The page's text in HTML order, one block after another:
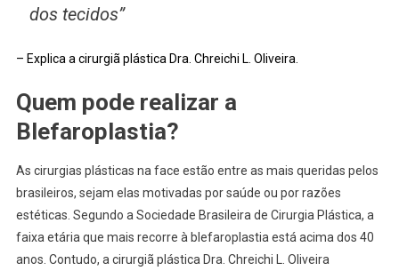
dos tecidos”
– Explica a cirurgiã plástica Dra. Chreichi L. Oliveira.
Quem pode realizar a
Blefaroplastia?
As cirurgias plásticas na face estão entre as mais queridas pelos
brasileiros, sejam elas motivadas por saúde ou por razões
estéticas. Segundo a Sociedade Brasileira de Cirurgia Plástica, a
faixa etária que mais recorre à blefaroplastia está acima dos 40
anos. Contudo, a cirurgiã plástica Dra. Chreichi L. Oliveira